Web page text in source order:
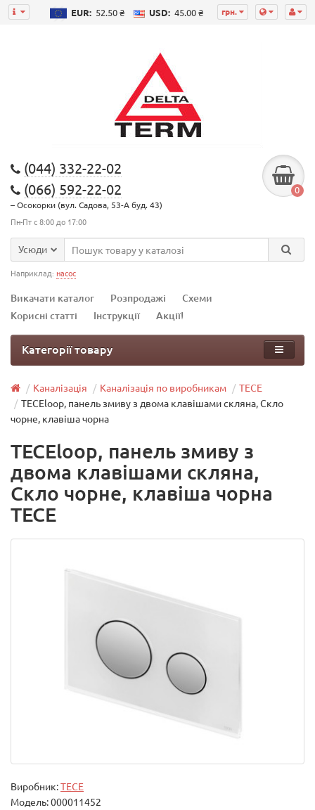
грн.
EUR: 52.50 ₴ USD: 45.00 ₴
(044) 332-22-02
(066) 592-22-02
– Осокорки (вул. Садова, 53-А буд. 43)
Пн-Пт с 8:00 до 17:00
0
Усюди
Наприклад: насос
Викачати каталог Розпродажі
Схеми
Корисні статті
Інструкції Акції!
Категорії товару
Каналізація Каналізація по виробникам
TECE
TECEloop, панель змиву з двома клавішами скляна, Скло
чорне, клавіша чорна
TECEloop, панель змиву з
двома клавішами скляна,
Скло чорне, клавіша чорна
TECE
Виробник:TECE
Модель:000011452